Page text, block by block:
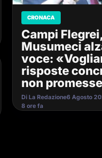
CRONACA
Campi
Musumeci
voce:
risposte
non
Di La Redazione6 Agosto
8 ore fa